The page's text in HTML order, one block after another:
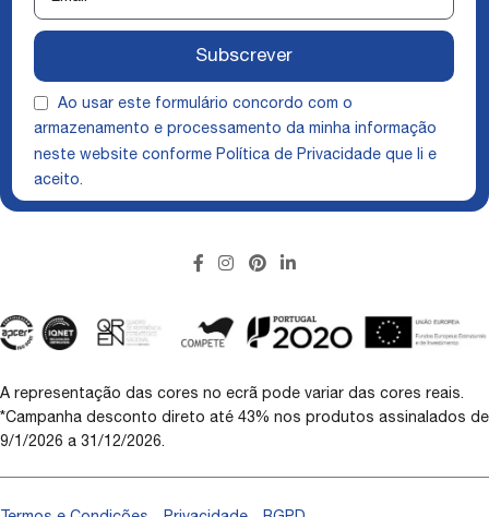
Ao usar este formulário concordo com o
armazenamento e processamento da minha informação
neste website conforme Política de Privacidade que li e
aceito.
Subscrever
A representação das cores no ecrã pode variar das cores reais.
*Campanha desconto direto até 43% nos produtos assinalados de
9/1/2026 a 31/12/2026.